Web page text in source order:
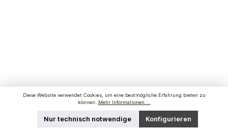
Diese Website verwendet Cookies, um eine bestmögliche Erfahrung bieten zu
können.
Mehr Informationen ...
Nur technisch notwendige Konfigurieren